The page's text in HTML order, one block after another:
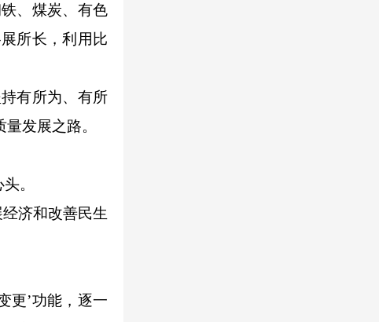
、煤炭、有色
所长，利用比
有所为、有所
发展之路。
。
济和改善民生
更’功能，逐一